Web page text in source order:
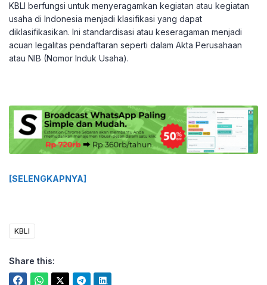
KBLI berfungsi untuk menyeragamkan kegiatan atau kegiatan
usaha di Indonesia menjadi klasifikasi yang dapat
diklasifikasikan. Ini standardisasi atau keseragaman menjadi
acuan legalitas pendaftaran seperti dalam Akta Perusahaan
atau NIB (Nomor Induk Usaha).
[SELENGKAPNYA]
KBLI
Share this: